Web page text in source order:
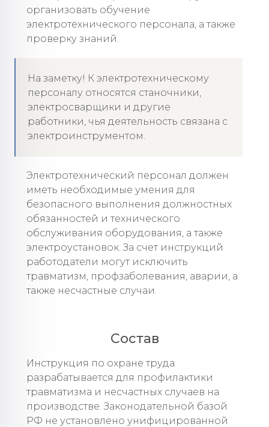
организовать обучение
электротехнического персонала, а также
проверку знаний.
На заметку! К электротехническому
персоналу относятся станочники,
электросварщики и другие
работники, чья деятельность связана с
электроинструментом.
Электротехнический персонал должен
иметь необходимые умения для
безопасного выполнения должностных
обязанностей и технического
обслуживания оборудования, а также
электроустановок. За счет инструкций
работодатели могут исключить
травматизм, профзаболевания, аварии, а
также несчастные случаи.
Состав
Инструкция по охране труда
разрабатывается для профилактики
травматизма и несчастных случаев на
производстве. Законодательной базой
РФ не установлено унифицированной